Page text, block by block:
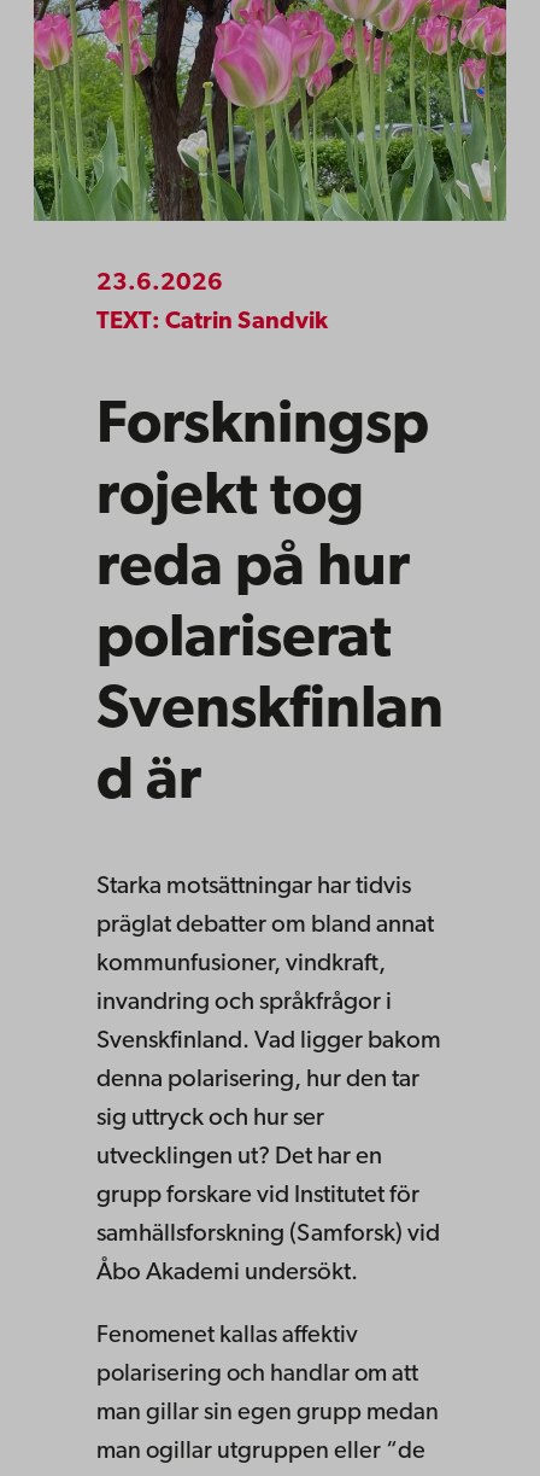
23.6.2026
TEXT: Catrin Sandvik
Forskningsp
rojekt tog
reda på hur
polariserat
Svenskfinlan
d är
Starka motsättningar har tidvis
präglat debatter om bland annat
kommunfusioner, vindkraft,
invandring och språkfrågor i
Svenskfinland. Vad ligger bakom
denna polarisering, hur den tar
sig uttryck och hur ser
utvecklingen ut? Det har en
grupp forskare vid Institutet för
samhällsforskning (Samforsk) vid
Åbo Akademi undersökt.
Fenomenet kallas affektiv
polarisering och handlar om att
man gillar sin egen grupp medan
man ogillar utgruppen eller “de